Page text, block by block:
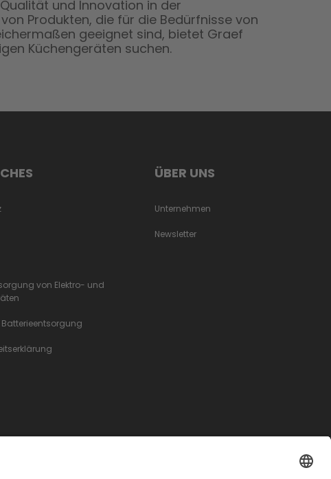
und Innovation in der
Produkten, die für die Bedürfnisse von
geeignet sind, bietet Graef
Küchengeräten suchen.
von Elektro- und
Batterieentsorgung
ÜBER UNS
Unternehmen
Newsletter